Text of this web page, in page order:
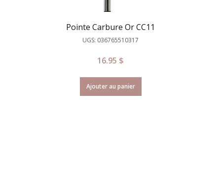
Pointe Carbure Or CC11
UGS: 036765510317
16.95 $
Ajouter au panier